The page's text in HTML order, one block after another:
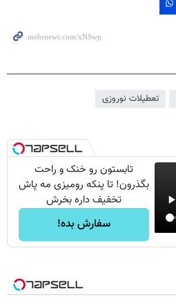
تعطیلات نوروزی
تابستون رو خنک و راحت
بگذرون! تا پنکه رومیزی مه پاش
تخفیف داره بخرش
سفارش بده!